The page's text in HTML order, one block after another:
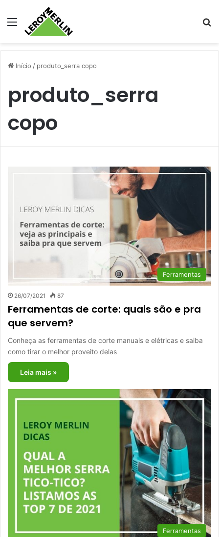
Menu
Início / produto_serra copo
produto_serra
copo
Ferramentas
26/07/2021 87
Ferramentas de corte: quais são e pra
que servem?
Conheça as ferramentas de corte manuais e elétricas e saiba
como tirar o melhor proveito delas
Leia mais »
Ferramentas